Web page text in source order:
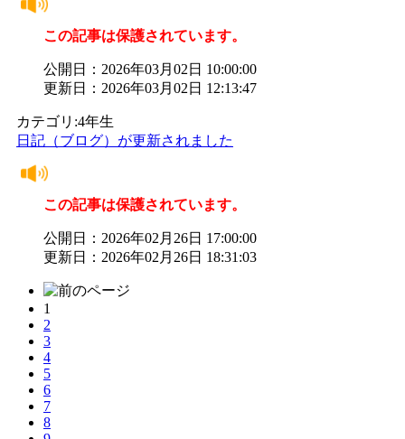
この記事は保護されています。
公開日：2026年03月02日 10:00:00
更新日：2026年03月02日 12:13:47
カテゴリ:4年生
日記（ブログ）が更新されました
この記事は保護されています。
公開日：2026年02月26日 17:00:00
更新日：2026年02月26日 18:31:03
1
2
3
4
5
6
7
8